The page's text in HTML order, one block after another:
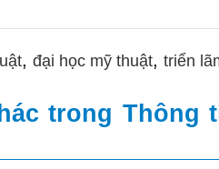
, đại học mỹ thuật, triển
trong Thông